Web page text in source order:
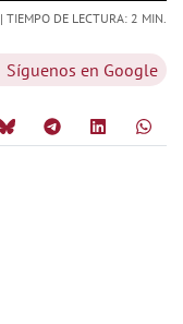
| TIEMPO DE LECTURA: 2 MIN.
Síguenos en Google